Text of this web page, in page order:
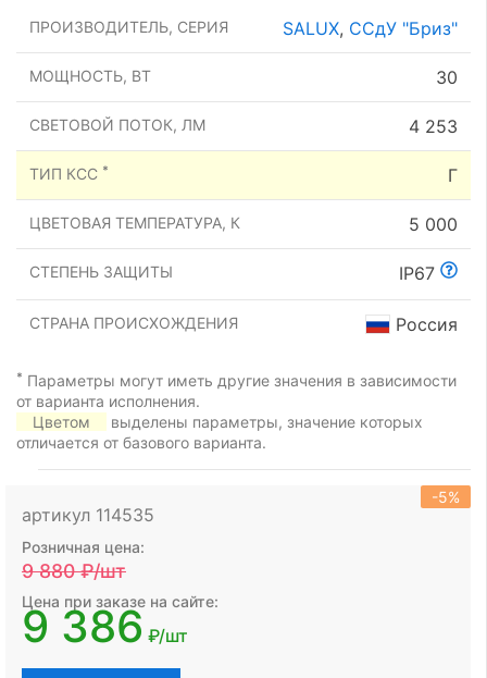
ПРОИЗВОДИТЕЛЬ, СЕРИЯ SALUX, ССдУ "Бриз"
МОЩНОСТЬ, ВТ 30
СВЕТОВОЙ ПОТОК, ЛМ 4 253
ТИП КСС * Г
ЦВЕТОВАЯ ТЕМПЕРАТУРА, К 5 000
СТЕПЕНЬ ЗАЩИТЫ IP67
СТРАНА ПРОИСХОЖДЕНИЯ Россия
* Параметры могут иметь другие значения в зависимости
от варианта исполнения.
Цветом
выделены параметры, значение которых
отличается от базового варианта.
артикул 114535
-5%
Розничная цена:
9 880₽/шт
Цена при заказе на сайте:
9 386 ₽/шт